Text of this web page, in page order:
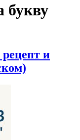
букву
и